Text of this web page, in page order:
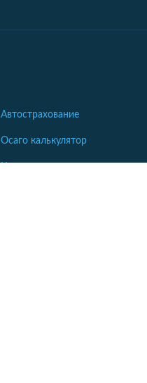
Автострахование
Осаго калькулятор